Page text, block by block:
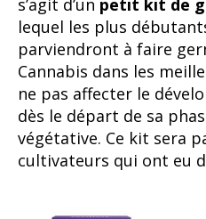
s’agit d’un petit kit de
lequel les plus
parviendront à faire
Cannabis dans les
ne pas affecter le
dès le départ de sa
végétative. Ce kit sera
cultivateurs qui ont eu